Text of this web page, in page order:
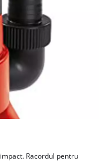
Consent
Platform
Racordul pentru